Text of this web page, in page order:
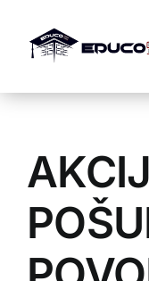
content
Donacije